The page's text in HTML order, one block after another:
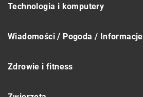
Technologia i komputery
Wiadomości / Pogoda / Informacje
Zdrowie i fitness